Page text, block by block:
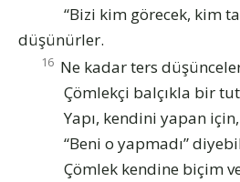
“Bizi kim görecek, kim
düşünürler.
16 Ne kadar ters
Çömlekçi balçıkla bir
Yapı, kendini yapan için,
“Beni o yapmadı”
Çömlek kendine biçim